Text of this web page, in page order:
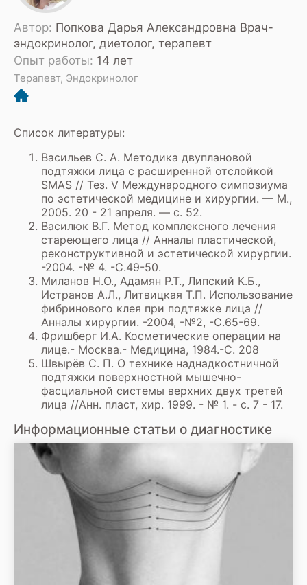
Автор: Попкова Дарья Александровна Врач-
эндокринолог, диетолог, терапевт
Опыт работы: 14 лет
Терапевт, Эндокринолог
Список литературы:
Васильев С. А. Методика двуплановой
подтяжки лица с расширенной отслойкой
SMAS // Тез. V Международного симпозиума
по эстетической медицине и хирургии. — М.,
2005. 20 - 21 апреля. — с. 52.
Василюк В.Г. Метод комплексного лечения
стареющего лица // Анналы пластической,
реконструктивной и эстетической хирургии.
-2004. -№ 4. -С.49-50.
Миланов Н.О., Адамян Р.Т., Липский К.Б.,
Истранов А.Л., Литвицкая Т.П. Использование
фибринового клея при подтяжке лица //
Анналы хирургии. -2004, -№2, -С.65-69.
Фришберг И.А. Косметические операции на
лице.- Москва.- Медицина, 1984.-С. 208
Швырёв С. П. О технике наднадкостничной
подтяжки поверхностной мышечно-
фасциальной системы верхних двух третей
лица //Анн. пласт, хир. 1999. - № 1. - с. 7 - 17.
Информационные статьи о диагностике